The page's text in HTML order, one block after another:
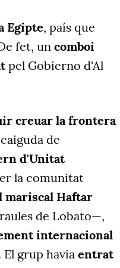
Egipte, país que
fet, un comboi
pel Gobierno d'Al
creuar la frontera
de
d'Unitat
la comunitat
mariscal Haftar
de Lobato—,
internacional
grup havia entrat